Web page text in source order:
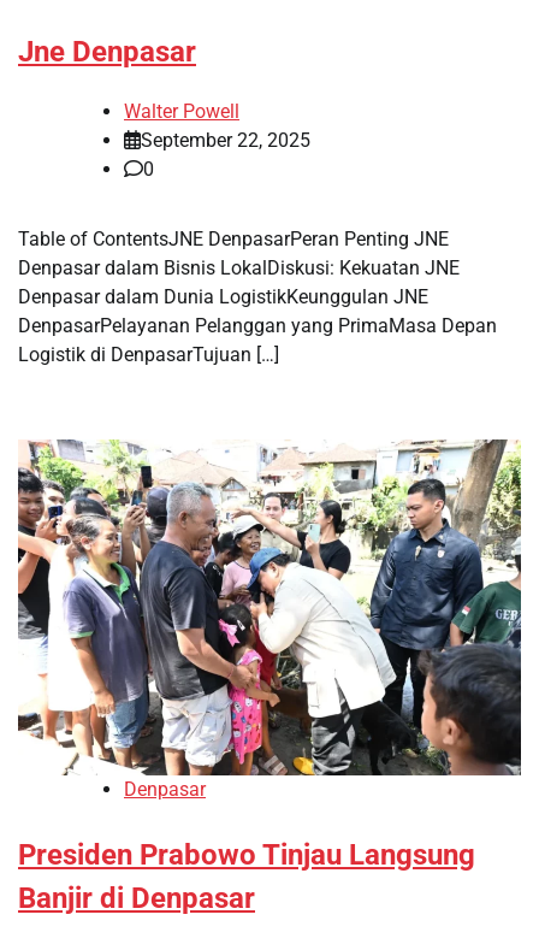
Jne Denpasar
Walter Powell
September 22, 2025
0
Table of ContentsJNE DenpasarPeran Penting JNE
Denpasar dalam Bisnis LokalDiskusi: Kekuatan JNE
Denpasar dalam Dunia LogistikKeunggulan JNE
DenpasarPelayanan Pelanggan yang PrimaMasa Depan
Logistik di DenpasarTujuan […]
Denpasar
Presiden Prabowo Tinjau Langsung
Banjir di Denpasar